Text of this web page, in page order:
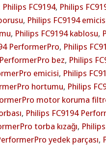
Philips FC9194, Philips
, Philips FC9194
, Philips FC9194 kablosu,
PerformerPro, Philips
bez, Philips
emicisi, Philips
hortumu, Philips
motor koruma
, Philips FC9194
torba kızağı,
yedek parçası,